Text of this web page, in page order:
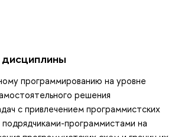
программированию на уровне
решения
с привлечением программистских
программистами на